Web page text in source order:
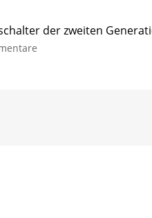
Euro
der
der zweiten